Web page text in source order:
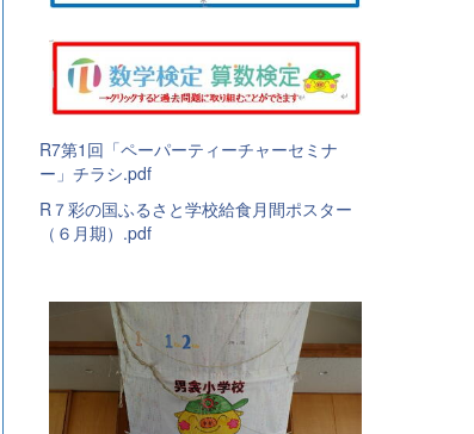
R7第1回「ペーパーティーチャーセミナ
ー」チラシ.pdf
R７彩の国ふるさと学校給食月間ポスター
（６月期）.pdf